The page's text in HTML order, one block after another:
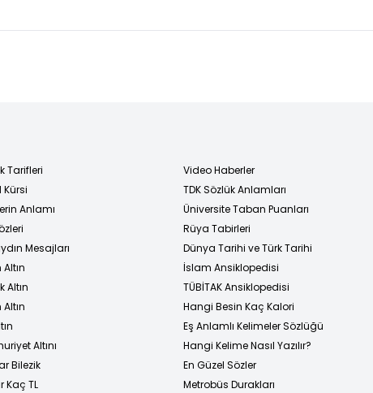
Tarifleri
Kürsi
Anlamı
Mesajları
Altın
Altın
Altını
Bilezik
Kaç TL
Video Haberler
TDK Sözlük Anlamları
Üniversite Taban Puanları
Rüya Tabirleri
Dünya Tarihi ve Türk Tarihi
İslam Ansiklopedisi
TÜBİTAK Ansiklopedisi
Hangi Besin Kaç Kalori
Eş Anlamlı Kelimeler Sözlüğü
Hangi Kelime Nasıl Yazılır?
En Güzel Sözler
Metrobüs Durakları